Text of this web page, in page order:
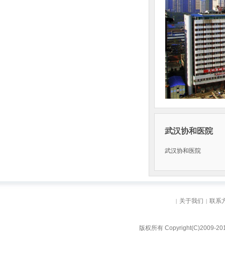
武汉协和医院
武汉协和医院
版权所有 Copyright(C)2009-
| 关于我们 | 联系